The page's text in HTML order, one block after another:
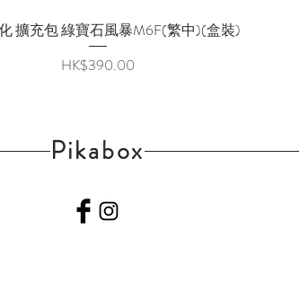
快速瀏覽
擴充包 綠寶石風暴M6F(繁中)(盒裝)
價格
HK$390.00
Pikabox